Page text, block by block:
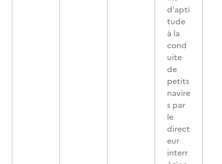
d'apti
tude
à la
cond
uite
de
petits
navire
s par
le
direct
eur
interr